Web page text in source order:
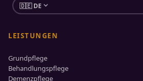
🇩🇪 DE expand_more
LEISTUNGEN
Grundpflege
Behandlungspflege
Demenzpflege